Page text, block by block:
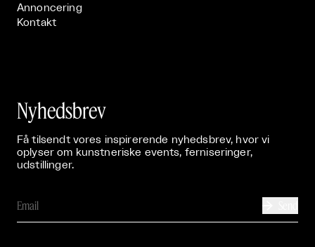
Annoncering
Kontakt
Nyhedsbrev
Få tilsendt vores inspirerende nyhedsbrev, hvor vi
oplyser om kunstneriske events, ferniseringer,
udstillinger.